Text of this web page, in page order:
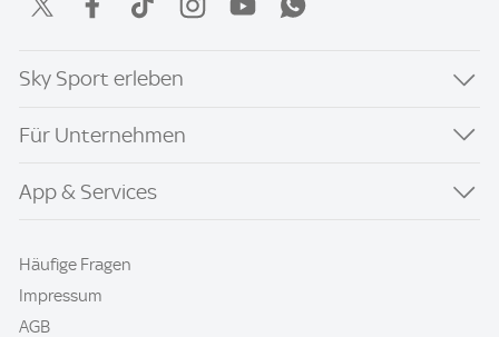
Sky Sport erleben
Für Unternehmen
App & Services
Häufige Fragen
Impressum
AGB